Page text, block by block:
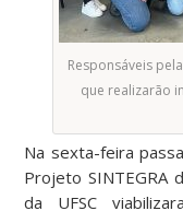
Responsáveis pela
que realizarão
Na sexta-feira
Projeto SINTEGRA
da UFSC